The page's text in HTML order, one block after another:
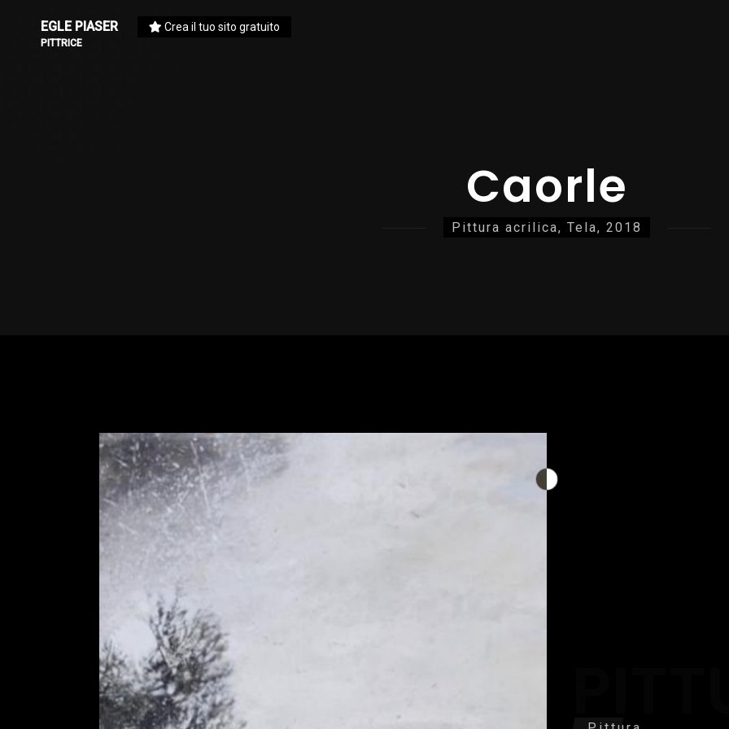
EGLE PIASER
PITTRICE
Crea il tuo sito gratuito
Caorle
Pittura acrilica, Tela, 2018